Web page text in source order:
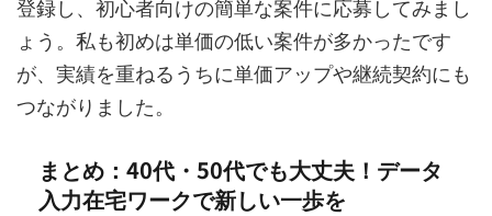
登録し、初心者向けの簡単な案件に応募してみまし
ょう。私も初めは単価の低い案件が多かったです
が、実績を重ねるうちに単価アップや継続契約にも
つながりました。
まとめ：40代・50代でも大丈夫！データ
入力在宅ワークで新しい一歩を